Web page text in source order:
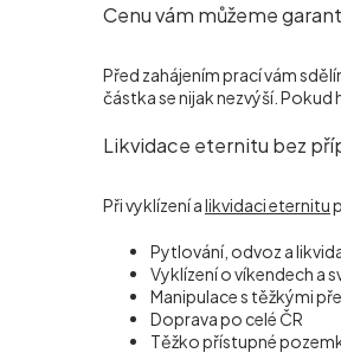
Cenu vám můžeme
Před zahájením prací vám
částka se nijak nezvýší.
Likvidace eternitu bez
Při vyklízení alikvidaci eternitu
Pytlování, odvoz a
Vyklízení o víkendech a
Manipulace s těžkými
Doprava po celé ČR
Těžko přístupné